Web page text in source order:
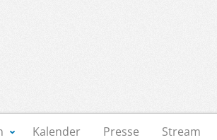
Kalender Presse Stream